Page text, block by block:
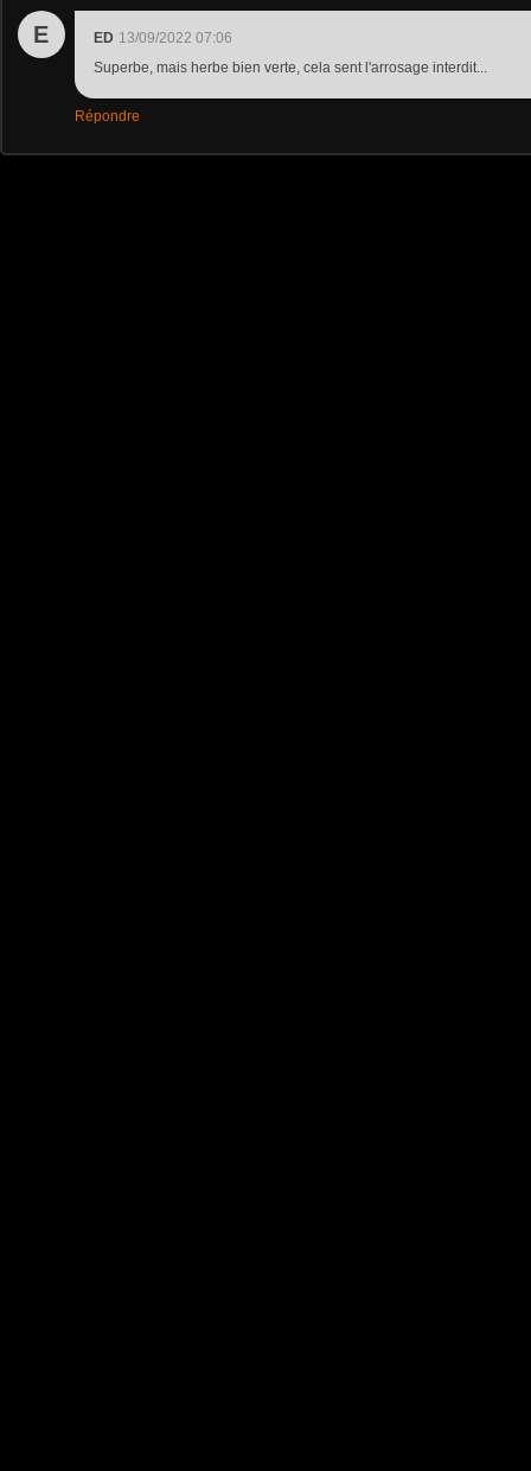
E ED 13/09/2022 07:06
Superbe, mais herbe bien verte, cela sent l'arrosage interdit...
Répondre